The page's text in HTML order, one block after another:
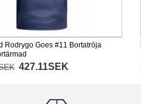
Rodrygo Goes #11 Bortatröja
427.11SEK